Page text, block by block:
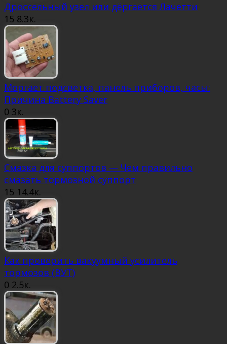
Дроссельный узел или дёргается Лачетти
15 8.3к.
Моргает подсветка, панель приборов, часы:
Причина Battery Saver
0 3к.
Смазка для суппортов — Чем правильно
смазать тормозной суппорт
15 14.4к.
Как проверить вакуумный усилитель
тормозов (ВУТ)
0 2.5к.